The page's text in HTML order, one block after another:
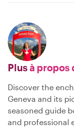
Plusà propos
Discover the
Geneva and its
seasoned guide
and professional